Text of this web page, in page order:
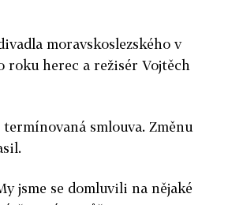
moravskoslezského v
roku herec a režisér Vojtěch
smlouva. Změnu
jsme se domluvili na nějaké